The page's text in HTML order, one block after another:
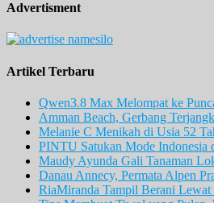
Advertisment
Artikel Terbaru
Qwen3.8 Max Melompat ke
Amman Beach, Gerbang
Melanie C Menikah di Usia 52
PINTU Satukan Mode Indonesia
Maudy Ayunda Gali Tanaman
Danau Annecy, Permata Alpen
RiaMiranda Tampil Berani Lewat